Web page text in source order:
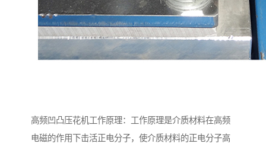
高频凹凸压花机工作原理：工作原理是介质材料在高频
电磁的作用下击活正电分子，使介质材料的正电分子高